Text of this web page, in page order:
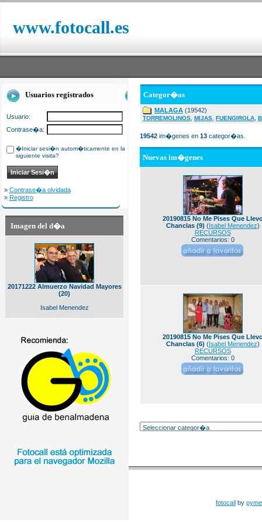
www.fotocall.es
Usuarios registrados
Usuario:
Contrase�a:
�Iniciar sesi�n autom�ticamente en la
siguiente visita?
» Contrase�a olvidada
» Registro
Imagen del d�a
20171222 Almuerzo Navidad Mayores
(20)
Isabel Menendez
Categor�as
MALAGA (19542)
TORREMOLINOS MIJAS FUENGIROLA
19542 im�genes en 13 categor�as.
Nuevas im�genes
20190815 No Me Pises Que
Chanclas (9) (Isabel Menendez)
RECURSOS
Comentarios: 0
20190815 No Me Pises Que
Chanclas (6) (Isabel Menendez)
RECURSOS
Comentarios: 0
fotocall by